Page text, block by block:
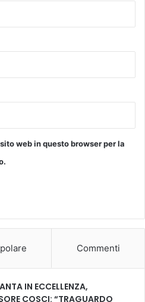
web in questo browser per la
Commenti
IN ECCELLENZA,
COSCI: “TRAGUARDO